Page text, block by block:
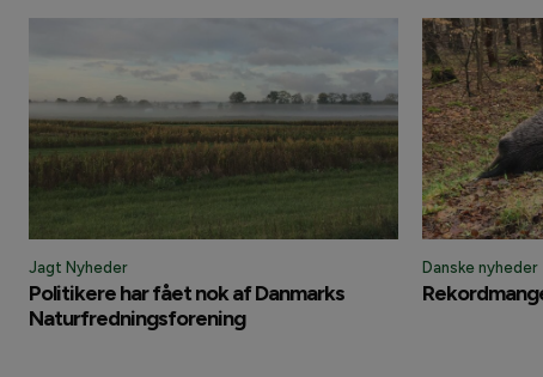
Jagt Nyheder
Politikere har fået nok af Danmarks
Naturfredningsforening
Danske nyheder